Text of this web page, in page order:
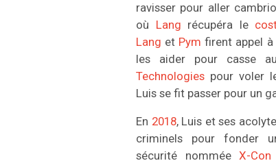
ravisser pour aller
où Lang récupéra le
Lang et Pym firent appel
les aider pour casse
Technologies pour voler
Luis se fit passer pour un
En 2018, Luis et ses
criminels pour fonder
sécurité nomméeX-